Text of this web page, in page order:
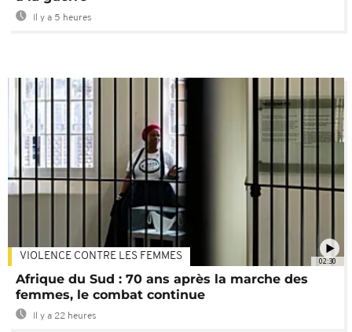
Il y a 5 heures
02:30
VIOLENCE CONTRE LES FEMMES
Afrique du Sud : 70 ans après la marche des
femmes, le combat continue
Il y a 22 heures